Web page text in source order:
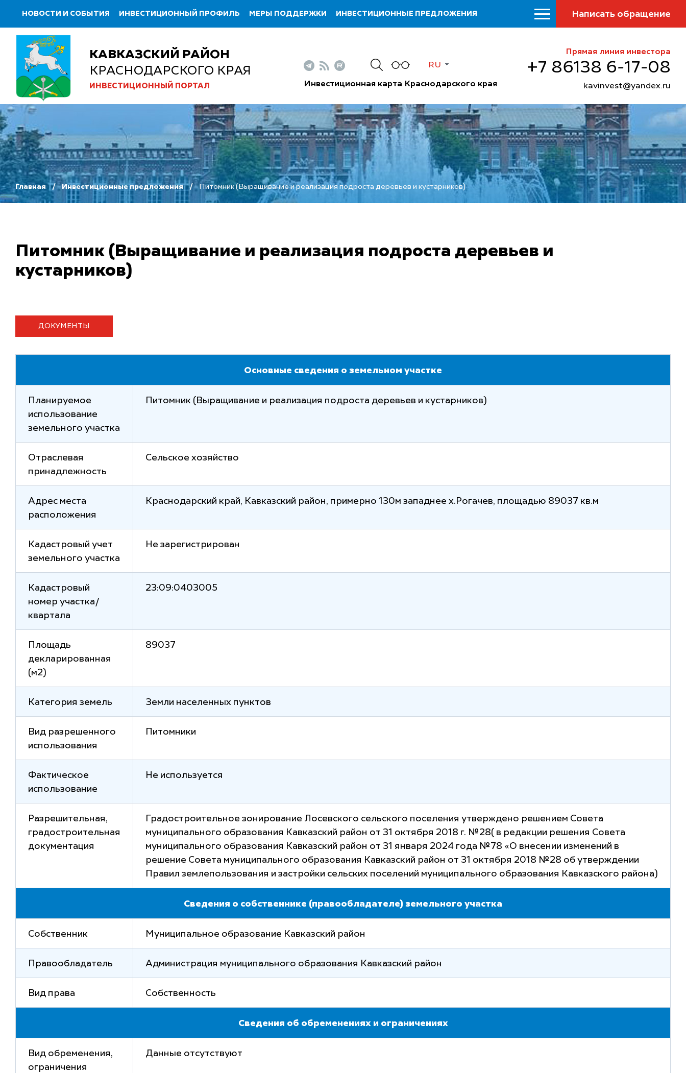
НОВОСТИ И СОБЫТИЯ ИНВЕСТИЦИОННЫЙ ПРОФИЛЬ МЕРЫ ПОДДЕРЖКИ ИНВЕСТИЦИОННЫЕ ПРЕДЛОЖЕНИЯ Написать обращение
КАВКАЗСКИЙ РАЙОН
КРАСНОДАРСКОГО КРАЯ
ИНВЕСТИЦИОННЫЙ ПОРТАЛ
RU
Инвестиционная карта Краснодарского края
Прямая линия инвестора
+7 86138 6-17-08
kavinvest@yandex.ru
Главная Инвестиционные предложения Питомник (Выращивание и реализация подроста деревьев и кустарников)
Питомник (Выращивание и реализация подроста деревьев и
кустарников)
ДОКУМЕНТЫ
Основные сведения о земельном участке
Планируемое
использование
земельного участка
Питомник (Выращивание и реализация подроста деревьев и кустарников)
Отраслевая
принадлежность
Сельское хозяйство
Адрес места
расположения
Краснодарский край, Кавказский район, примерно 130м западнее х.Рогачев, площадью 89037 кв.м
Кадастровый учет
земельного участка
Не зарегистрирован
Кадастровый
номер участка/
квартала
23:09:0403005
Площадь
декларированная
(м2)
89037
Категория земель Земли населенных пунктов
Вид разрешенного
использования
Питомники
Фактическое
использование
Не используется
Разрешительная,
градостроительная
документация
Градостроительное зонирование Лосевского сельского поселения утверждено решением Совета
муниципального образования Кавказский район от 31 октября 2018 г. №28( в редакции решения Совета
муниципального образования Кавказский район от 31 января 2024 года №78 «О внесении изменений в
решение Совета муниципального образования Кавказский район от 31 октября 2018 №28 об утверждении
Правил землепользования и застройки сельских поселений муниципального образования Кавказского района)
Сведения о собственнике (правообладателе) земельного участка
Собственник Муниципальное образование Кавказский район
Правообладатель Администрация муниципального образования Кавказский район
Вид права Собственность
Сведения об обременениях и ограничениях
Вид обременения,
ограничения
Данные отсутствуют